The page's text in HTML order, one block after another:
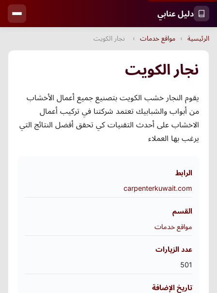
دليل عنابي
الرئيسية › مواقع خدمات › نجار الكويت
نجار الكويت
يقوم النجار خشب الكويت بتصنيع جميع أعمال الأخشاب
من أبواب والشبابيك تعتمد شركتنا في تركيب أعمال
الاخشاب على أحدث التقنيات كي تحقق أفضل النتائج التي
يرغب بها العملاء
الرابط
carpenterkuwait.com
القسم
مواقع خدمات
عدد الزيارات
501
تاريخ الإضافة